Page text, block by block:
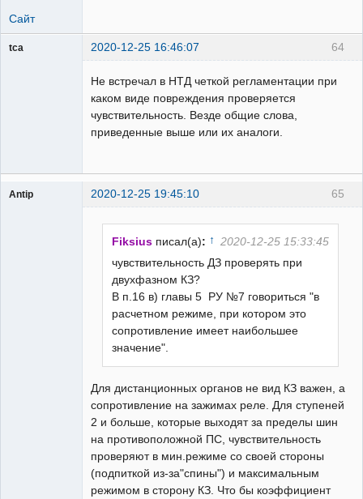
Сайт
64
tca 2020-12-25 16:46:07
Не встречал в НТД четкой регламентации при
каком виде повреждения проверяется
чувствительность. Везде общие слова,
приведенные выше или их аналоги.
65
Antip 2020-12-25 19:45:10
Fiksius писал(а): ↑ 2020-12-25 15:33:45
чувствительность ДЗ проверять при
двухфазном КЗ?
В п.16 в) главы 5 РУ №7 говориться "в
расчетном режиме, при котором это
сопротивление имеет наибольшее
значение".
Для дистанционных органов не вид КЗ важен, а
сопротивление на зажимах реле. Для ступеней
2 и больше, которые выходят за пределы шин
на противоположной ПС, чувствительность
проверяют в мин.режиме со своей стороны
(подпиткой из-за"спины") и максимальным
режимом в сторону КЗ. Что бы коэффициент